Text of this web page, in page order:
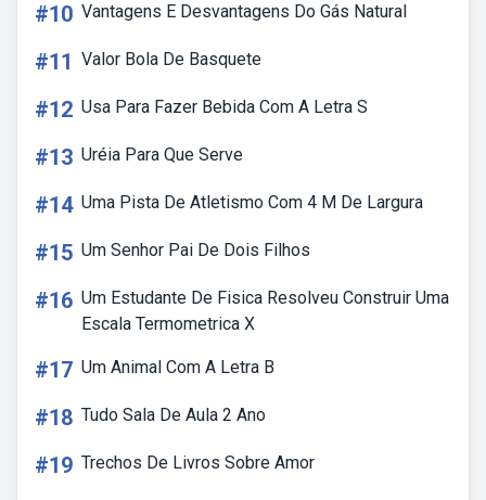
#10 Vantagens E Desvantagens Do Gás Natural
#11 Valor Bola De Basquete
#12 Usa Para Fazer Bebida Com A Letra S
#13 Uréia Para Que Serve
#14 Uma Pista De Atletismo Com 4 M De Largura
#15 Um Senhor Pai De Dois Filhos
#16 Um Estudante De Fisica Resolveu Construir Uma
Escala Termometrica X
#17 Um Animal Com A Letra B
#18 Tudo Sala De Aula 2 Ano
#19 Trechos De Livros Sobre Amor